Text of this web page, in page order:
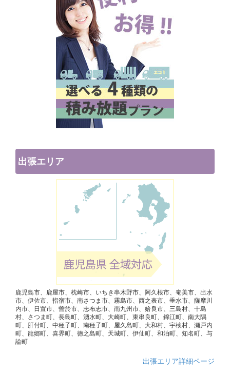
出張エリア
鹿児島市、鹿屋市、枕崎市、いちき串木野市、阿久根市、奄美市、出水
市、伊佐市、指宿市、南さつま市、霧島市、西之表市、垂水市、薩摩川
内市、日置市、曽於市、志布志市、南九州市、姶良市、三島村、十島
村、さつま町、長島町、湧水町、大崎町、東串良町、錦江町、南大隅
町、肝付町、中種子町、南種子町、屋久島町、大和村、宇検村、瀬戸内
町、龍郷町、喜界町、徳之島町、天城町、伊仙町、和泊町、知名町、与
論町
出張エリア詳細ページ